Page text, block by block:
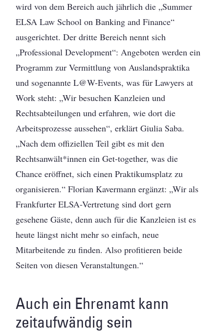
wird von dem Bereich auch jährlich die „Summer
ELSA Law School on Banking and Finance“
ausgerichtet. Der dritte Bereich nennt sich
„Professional Development“: Angeboten werden ein
Programm zur Vermittlung von Auslandspraktika
und sogenannte L@W-Events, was für Lawyers at
Work steht: „Wir besuchen Kanzleien und
Rechtsabteilungen und erfahren, wie dort die
Arbeitsprozesse aussehen“, erklärt Giulia Saba.
„Nach dem offiziellen Teil gibt es mit den
Rechtsanwält*innen ein Get-together, was die
Chance eröffnet, sich einen Praktikumsplatz zu
organisieren.“ Florian Kavermann ergänzt: „Wir als
Frankfurter ELSA-Vertretung sind dort gern
gesehene Gäste, denn auch für die Kanzleien ist es
heute längst nicht mehr so einfach, neue
Mitarbeitende zu finden. Also profitieren beide
Seiten von diesen Veranstaltungen.“
Auch ein Ehrenamt kann
zeitaufwändig sein